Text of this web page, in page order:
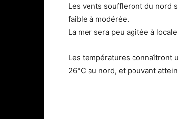
Les vents souffleront du nord
faible à modérée.
La mer sera peu agitée à
Les températures connaîtront
26°C au nord, et pouvant